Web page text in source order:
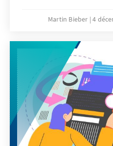
Kirchenmitglieder.
Militärseelsorge der
begleiten Soldatinnen
Auslandseinsätzen.
Martin Bieber 4